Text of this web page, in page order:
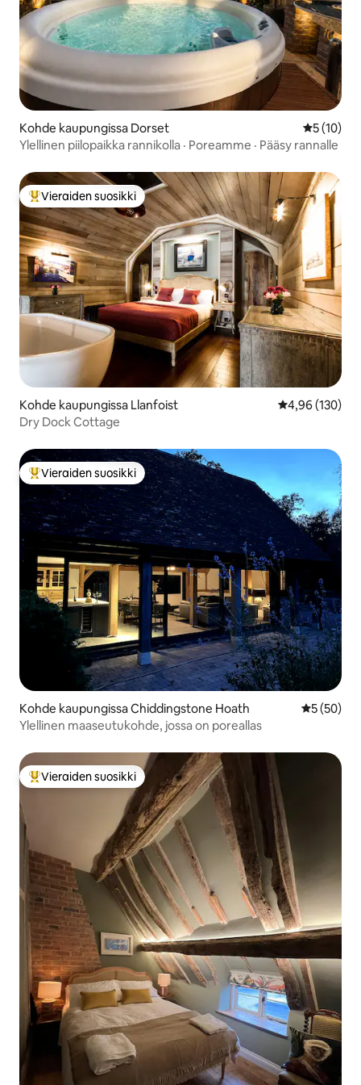
Kohde kaupungissa Dorset
5 (10)
Ylellinen piilopaikka rannikolla · Poreamme · Pääsy rannalle
Vieraiden suosikkien parhaimmistoa
Vieraiden suosikki
Kohde kaupungissa Llanfoist
4,96 (130)
Dry Dock Cottage
Vieraiden suosikkien parhaimmistoa
Vieraiden suosikki
Kohde kaupungissa Chiddingstone Hoath
5 (50)
Ylellinen maaseutukohde, jossa on poreallas
Vieraiden suosikkien parhaimmistoa
Vieraiden suosikki